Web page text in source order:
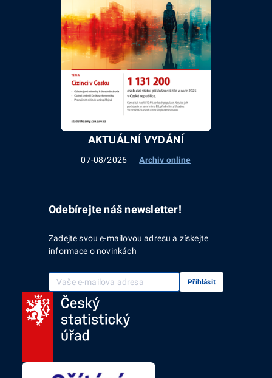
AKTUÁLNÍ VYDÁNÍ
07-08/2026 Archiv online
Odebírejte náš newsletter!
Zadejte svou e-mailovou adresu a získejte
informace o novinkách
Vaše e-mailová adresa Přihlásit